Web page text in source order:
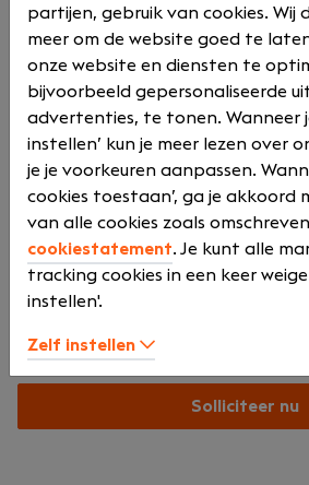
Van Goor Schuurman Notarissen is
toegankelijk notariskantoor met
familierechtpraktijk. Geen logge
afstandelijke cultuur, maar korte
gelijkwaardigheid en
mening. Hier werk je samen. Hier
als jurist én als professional.
Onze locatie
Almelosestraat 42a
Solliciteer nu
partijen, gebruik van cookies. Wij
meer om de website goed te
onze website en diensten te
bijvoorbeeld gepersonaliseerde
advertenties, te tonen. Wanneer
instellen’ kun je meer lezen over
je je voorkeuren aanpassen.
cookies toestaan’, ga je akkoord
van alle cookies zoals
cookiestatement. Je kunt alle
tracking cookies in een keer
instellen'.
Zelf instellen